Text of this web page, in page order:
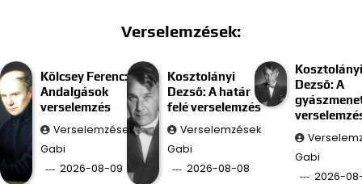
Verselemzések:
Kölcsey Ferenc:
Andalgások
verselemzés
Verselemzések
Gabi
2026-08-09
Kosztolányi
Dezső: A határ
felé verselemzés
Verselemzések
Gabi
2026-08-08
Kosztolányi
Dezső: A
Gabi
2026-